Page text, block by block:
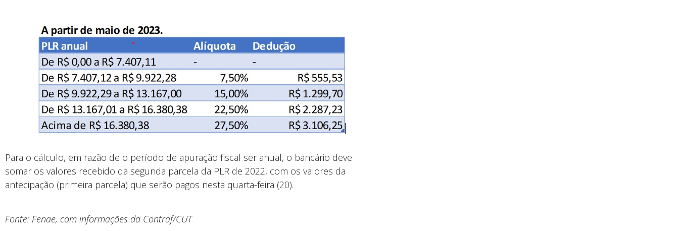
Para o cálculo, em razão de o período de apuração fiscal ser anual, o bancário deve
somar os valores recebido da segunda parcela da PLR de 2022, com os valores da
antecipação (primeira parcela) que serão pagos nesta quarta-feira (20).
Fonte: Fenae, com informações da Contraf/CUT